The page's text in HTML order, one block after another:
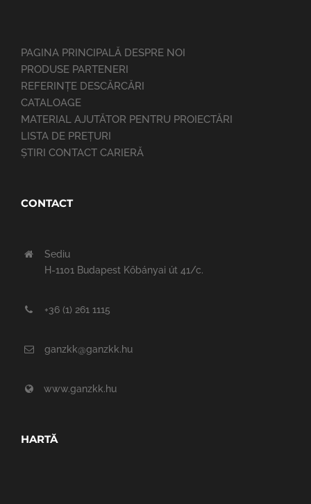
PAGINA PRINCIPALĂ DESPRE NOI
PRODUSE PARTENERI
REFERINȚE DESCĂRCĂRI
CATALOAGE
MATERIAL AJUTĂTOR PENTRU PROIECTĂRI
LISTA DE PREȚURI
ȘTIRI CONTACT CARIERĂ
CONTACT
Sediu
H-1101 Budapest Kőbányai út 41/c.
+36 (1) 261 1115
ganzkk@ganzkk.hu
www.ganzkk.hu
HARTĂ